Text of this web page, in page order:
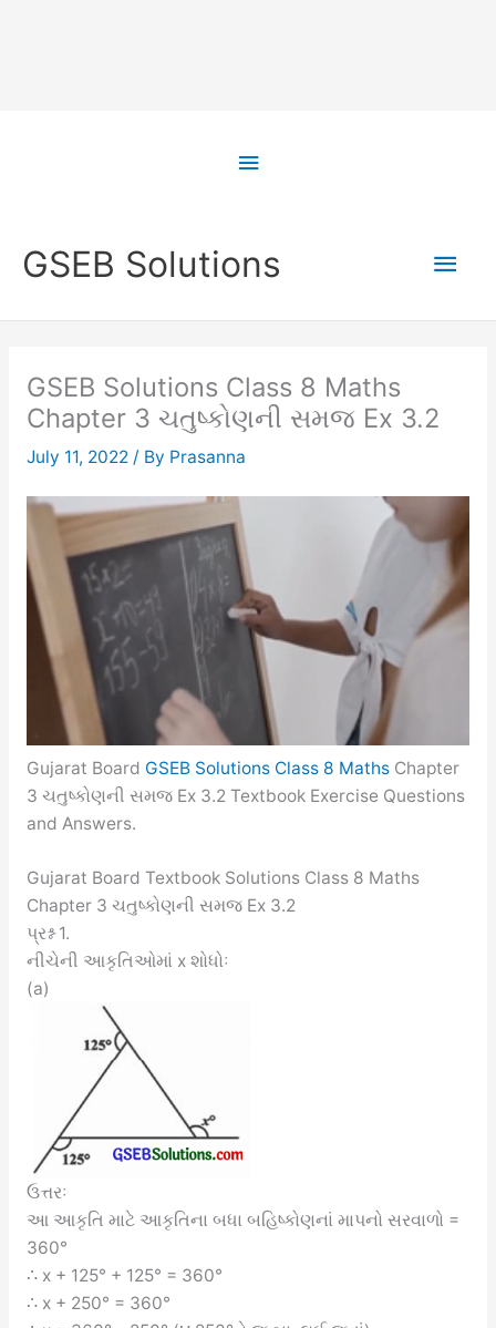
Above
GSEB Solutions
Main
GSEB Solutions Class 8 Maths
Chapter 3 ચતુષ્કોણની સમજ Ex 3.2
July 11, 2022 / By Prasanna
Gujarat Board GSEB Solutions Class 8 MathsChapter
3 ચતુષ્કોણની સમજ Ex 3.2 Textbook Exercise Questions
and Answers.
Gujarat Board Textbook Solutions Class 8 Maths
Chapter 3 ચતુષ્કોણની સમજ Ex 3.2
પ્રશ્ન 1.
નીચેની આકૃતિઓમાં x શોધોઃ
(a)
ઉત્તરઃ
આ આકૃતિ માટે આકૃતિના બધા બહિષ્કોણનાં માપનો સરવાળો =
360°
∴ x + 125° + 125° = 360°
∴ x + 250° = 360°